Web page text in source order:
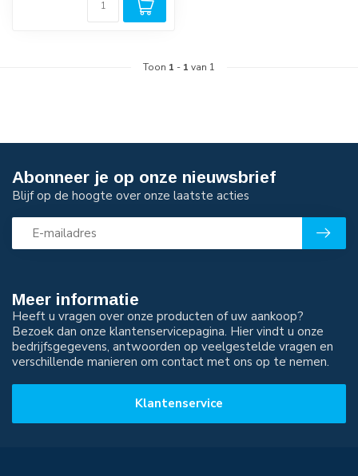
Toon 1 - 1 van 1
Meer informatie
Heeft u vragen over onze producten of uw aankoop?
Bezoek dan onze klantenservicepagina. Hier vindt u onze
bedrijfsgegevens, antwoorden op veelgestelde vragen en
verschillende manieren om contact met ons op te nemen.
Klantenservice
Abonneer je op onze nieuwsbrief
Blijf op de hoogte over onze laatste acties